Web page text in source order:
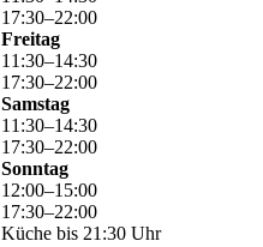
17:30–22:00
Freitag
11 :30–14:30
17:30–22:00
Samstag
11 :30–14:30
17:30–22:00
Sonntag
12:00–15:00
17:30–22:00
Küche bis 21:30 Uhr